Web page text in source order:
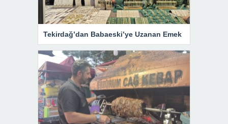
Tekirdağ’dan Babaeski’ye Uzanan Emek